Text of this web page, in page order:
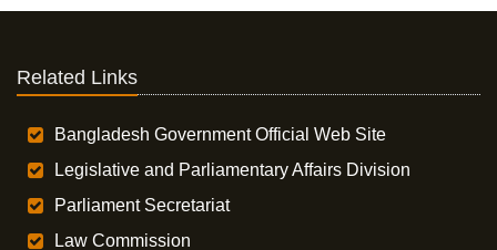
Related Links
Bangladesh Government Official Web Site
Legislative and Parliamentary Affairs Division
Parliament Secretariat
Law Commission